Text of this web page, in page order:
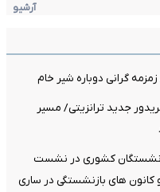
آرشیو
گرانی دوباره شیر خام
جدید ترانزیتی/ مسیر
کشوری در نشست
های بازنشستگی در ساری